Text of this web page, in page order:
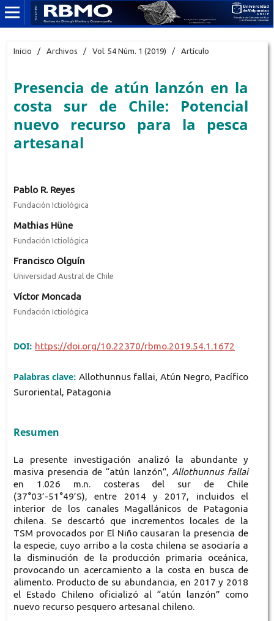
Inicio / Archivos / Vol. 54 Núm. 1 (2019) / Artículo
Presencia de atún lanzón en la
costa sur de Chile: Potencial
nuevo recurso para la pesca
artesanal
Pablo R. Reyes
Fundación Ictiológica
Mathias Hüne
Fundación Ictiológica
Francisco Olguín
Universidad Austral de Chile
Víctor Moncada
Fundación Ictiológica
DOI: https://doi.org/10.22370/rbmo.2019.54.1.1672
Palabras clave: Allothunnus fallai, Atún Negro, Pacífico
Suroriental, Patagonia
Resumen
La presente investigación analizó la abundante y
masiva presencia de “atún lanzón”, Allothunnus fallai
en 1.026 m.n. costeras del sur de Chile
(37°03’-51°49’S), entre 2014 y 2017, incluidos el
interior de los canales Magallánicos de Patagonia
chilena. Se descartó que incrementos locales de la
TSM provocados por El Niño causaran la presencia de
la especie, cuyo arribo a la costa chilena se asociaría a
la disminución de la producción primaria oceánica,
provocando un acercamiento a la costa en busca de
alimento. Producto de su abundancia, en 2017 y 2018
el Estado Chileno oficializó al “atún lanzón” como
nuevo recurso pesquero artesanal chileno.